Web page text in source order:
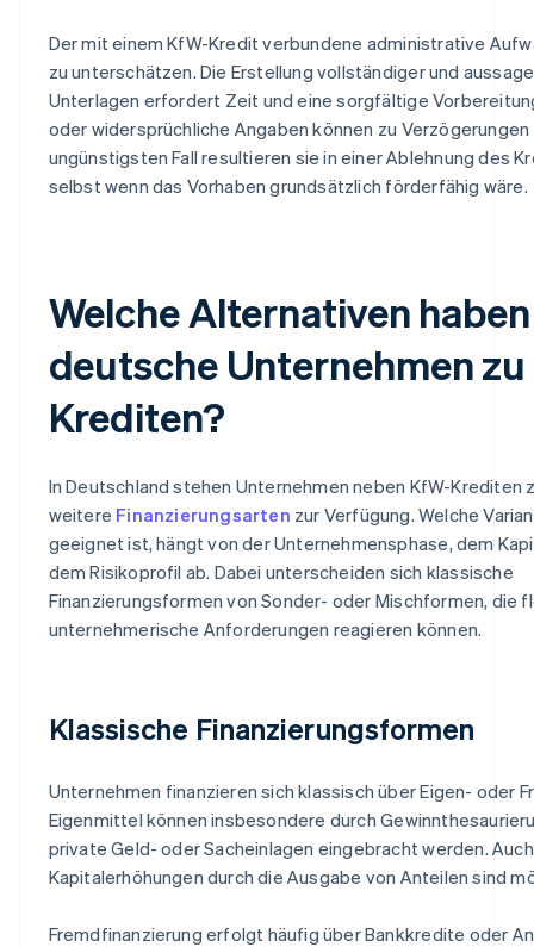
Der mit einem KfW-Kredit verbundene administrative
zu unterschätzen. Die Erstellung vollständiger und
Unterlagen erfordert Zeit und eine sorgfältige
oder widersprüchliche Angaben können zu Verzögerungen
ungünstigsten Fall resultieren sie in einer Ablehnung des
selbst wenn das Vorhaben grundsätzlich förderfähig wäre.
Welche Alternativen haben
deutsche Unternehmen
Krediten?
In Deutschland stehen Unternehmen neben KfW-Krediten
weitere Finanzierungsarten zur Verfügung. Welche
geeignet ist, hängt von der Unternehmensphase, dem
dem Risikoprofil ab. Dabei unterscheiden sich klassische
Finanzierungsformen von Sonder- oder Mischformen, die
unternehmerische Anforderungen reagieren können.
Klassische Finanzierungsformen
Unternehmen finanzieren sich klassisch über Eigen- oder
Eigenmittel können insbesondere durch
private Geld- oder Sacheinlagen eingebracht werden. Auch
Kapitalerhöhungen durch die Ausgabe von Anteilen sind
Fremdfinanzierung erfolgt häufig über Bankkredite oder